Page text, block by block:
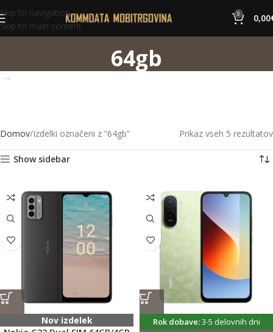
Skip to navigation
Skip to main content
0 0,00
64gb
Domov Izdelki označeni z “64gb” Prikaz vseh 5 rezultatov
Show sidebar
Nov izdelek
Rok dobave:3-5 delovnih dni